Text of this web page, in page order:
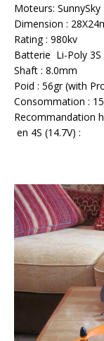
Moteurs: SunnySky
Dimension :
Rating : 980kv
Batterie Li-Poly 3S
Shaft : 8.0mm
Poid : 56gr (with
Consommation :
Recommandation
en 4S (14.7V) :